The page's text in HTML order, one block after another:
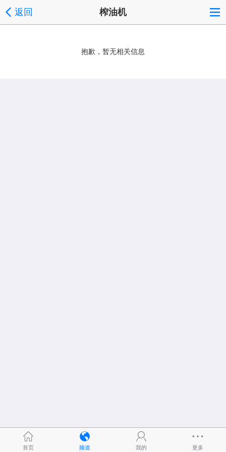
返回 榨油机
抱歉，暂无相关信息
首页 频道 我的 更多